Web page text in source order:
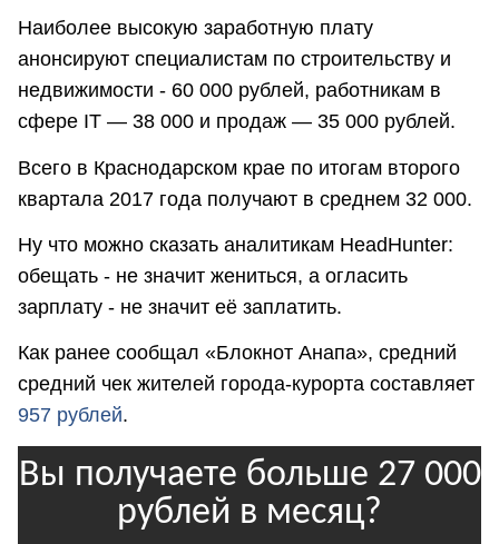
Наиболее высокую заработную плату
анонсируют специалистам по строительству и
недвижимости - 60 000 рублей, работникам в
сфере IT — 38 000 и продаж — 35 000 рублей.
Всего в Краснодарском крае по итогам второго
квартала 2017 года получают в среднем 32 000.
Ну что можно сказать аналитикам HeadHunter:
обещать - не значит жениться, а огласить
зарплату - не значит её заплатить.
Как ранее сообщал «Блокнот Анапа», средний
средний чек жителей города-курорта составляет
957 рублей.